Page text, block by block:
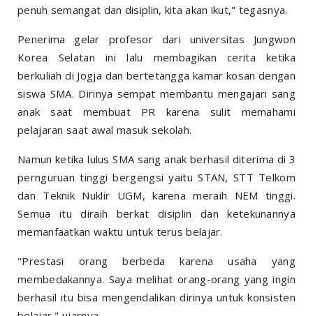
penuh semangat dan disiplin, kita akan ikut," tegasnya.
Penerima gelar profesor dari universitas Jungwon
Korea Selatan ini lalu membagikan cerita ketika
berkuliah di Jogja dan bertetangga kamar kosan dengan
siswa SMA. Dirinya sempat membantu mengajari sang
anak saat membuat PR karena sulit memahami
pelajaran saat awal masuk sekolah.
Namun ketika lulus SMA sang anak berhasil diterima di 3
pernguruan tinggi bergengsi yaitu STAN, STT Telkom
dan Teknik Nuklir UGM, karena meraih NEM tinggi.
Semua itu diraih berkat disiplin dan ketekunannya
memanfaatkan waktu untuk terus belajar.
"Prestasi orang berbeda karena usaha yang
membedakannya. Saya melihat orang-orang yang ingin
berhasil itu bisa mengendalikan dirinya untuk konsisten